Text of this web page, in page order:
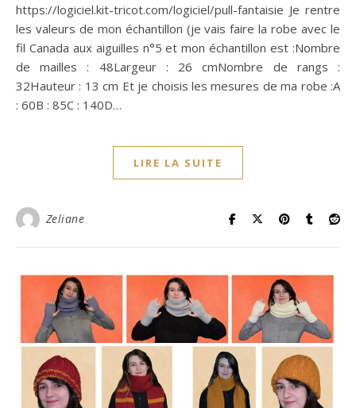
https://logiciel.kit-tricot.com/logiciel/pull-fantaisie Je rentre
les valeurs de mon échantillon (je vais faire la robe avec le
fil Canada aux aiguilles n°5 et mon échantillon est :Nombre
de mailles : 48Largeur : 26 cmNombre de rangs :
32Hauteur : 13 cm Et je choisis les mesures de ma robe :A
: 60B : 85C : 140D…
LIRE LA SUITE
Zeliane